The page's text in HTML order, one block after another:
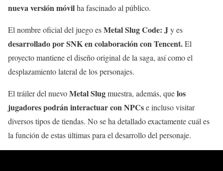
nueva versión móvilha fascinado al público.
El nombre oficial del juego esMetal Slug Code: Jy es
desarrollado por SNK en colaboración con Tencent.El
proyecto mantiene el diseño original de la saga, así como el
desplazamiento lateral de los personajes.
El tráiler del nuevoMetal Slugmuestra, además, quelos
jugadores podrán interactuar con NPCse incluso visitar
diversos tipos de tiendas. No se ha detallado exactamente cuál es
la función de estas últimas para el desarrollo del personaje.